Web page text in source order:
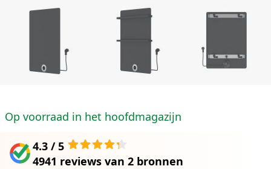
Op voorraad in het hoofdmagazijn
4.3 / 5
4941 reviews van 2 bronnen